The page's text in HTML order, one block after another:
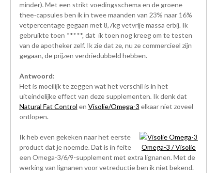
minder). Met een strikt voedingsschema en de groene
thee-capsules ben ik in twee maanden van 23% naar 16%
vetpercentage gegaan met 8,7kg vetvrije massa erbij. Ik
gebruikte toen *****, dat ik toen nog kreeg om te testen
van de apotheker zelf. Ik zie dat ze, nu ze commercieel zijn
gegaan, de prijzen verdriedubbeld hebben.
Antwoord:
Het is moeilijk te zeggen wat het verschil is in het
uiteindelijke effect van deze supplementen. Ik denk dat
Natural Fat Control en Visolie/Omega-3 elkaar niet zoveel
ontlopen.
Omega-3 / Visolie
Ik heb even gekeken naar het eerste
product dat je noemde. Dat is in feite
een Omega-3/6/9-supplement met extra lignanen. Met de
werking van lignanen voor vetreductie ben ik niet bekend.